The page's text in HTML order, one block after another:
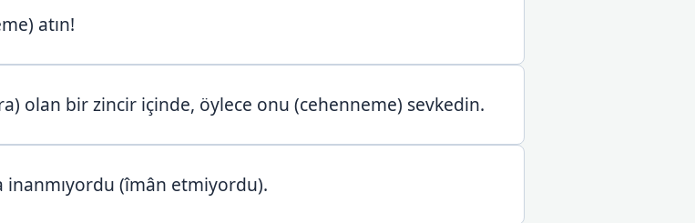
atın!
olan bir zincir içinde, öylece onu (cehenneme) sevkedin.
inanmıyordu (îmân etmiyordu).